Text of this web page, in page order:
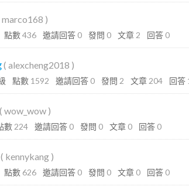
marco168 )
點數436 邀請回答 0 發問 0 文章 2 回答 0
( alexcheng2018 )
點數 1592 邀請回答 0 發問 2 文章 204 回答
( wow_wow )
數 224 邀請回答 0 發問 0 文章 0 回答 0
( kennykang )
點數 626 邀請回答 0 發問 0 文章 0 回答 0